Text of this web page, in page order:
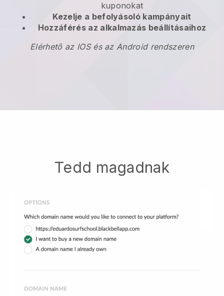
kuponokat
Kezelje a befolyásoló kampányait
Hozzáférés az alkalmazás beállításaihoz
Elérhető az IOS és az Android rendszeren
Tedd magadnak